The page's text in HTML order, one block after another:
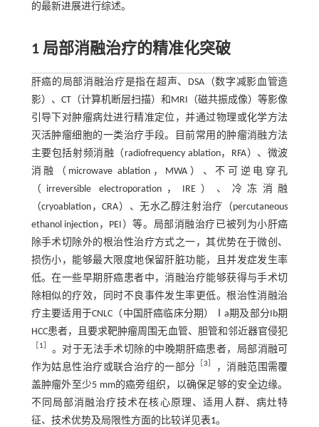
的最新进展进行综述。
1 局部消融治疗的精准化突破
肝癌的局部消融治疗是指在超声、DSA（数字减影血管造
影）、CT（计算机断层扫描）和MRI（磁共振成像）等影像
引导下对肿瘤病灶进行精准定位，并通过物理或化学方法
灭活肿瘤细胞的一类治疗手段。目前常用的肿瘤消融方法
主要包括射频消融（radiofrequency ablation，RFA）、微波
消融（microwave ablation，MWA）、不可逆电穿孔
（irreversible electroporation，IRE）、冷冻消融
（cryoablation，CRA）、无水乙醇注射治疗（percutaneous
ethanol injection，PEI）等。局部消融治疗已被列为小肝癌
除手术切除外的根治性治疗方式之一，其优势在于微创、
损伤小，能够最大限度地保留肝脏功能，且并发症发生率
低。在一些早期肝癌患者中，消融治疗能够获得与手术切
除相似的疗效，同时不良事件发生率更低。根治性消融治
疗主要适用于CNLC（中国肝癌临床分期）Ⅰa期及部分Ib期
HCC患者，且要求靶肿瘤周围无血管、胆管和邻近器官侵犯
［1］ 。对于无法手术切除的中晚期肝癌患者，局部消融可
作为姑息性治疗或联合治疗的一部分 ［3］
，消融范围需覆
盖肿瘤外至少5 mm的癌旁组织，以确保足够的安全边缘。
不同局部消融治疗技术在核心原理、适用人群、病灶特
征、技术优势及局限性方面的比较详见表1。